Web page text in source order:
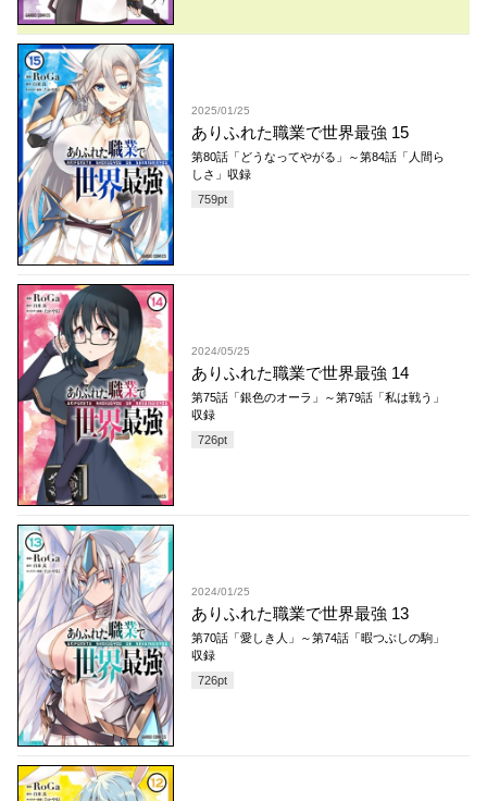
2025/01/25
ありふれた職業で世界最強 15
第80話「どうなってやがる」～第84話「人間ら
しさ」収録
759pt
2024/05/25
ありふれた職業で世界最強 14
第75話「銀色のオーラ」～第79話「私は戦う」
収録
726pt
2024/01/25
ありふれた職業で世界最強 13
第70話「愛しき人」～第74話「暇つぶしの駒」
収録
726pt